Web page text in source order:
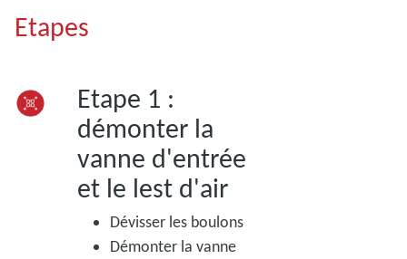
Etapes
Etape 1 :
démonter la
vanne d'entrée
et le lest d'air
Dévisser les boulons
Démonter la vanne